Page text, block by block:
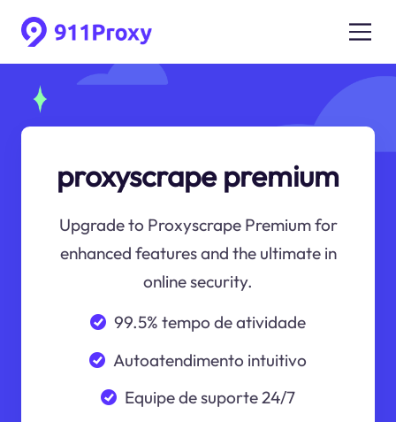
proxyscrape premium
Upgrade to Proxyscrape Premium for
enhanced features and the ultimate in
online security.
99.5% tempo de atividade
Autoatendimento intuitivo
Equipe de suporte 24/7